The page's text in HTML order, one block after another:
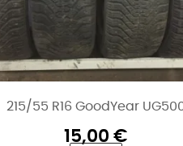
215/55 R16 GoodYear
15,00 €